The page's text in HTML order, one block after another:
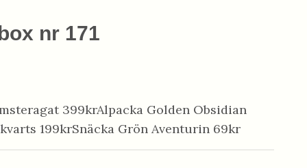
nr 171
399krAlpacka Golden Obsidian
199krSnäcka Grön Aventurin 69kr